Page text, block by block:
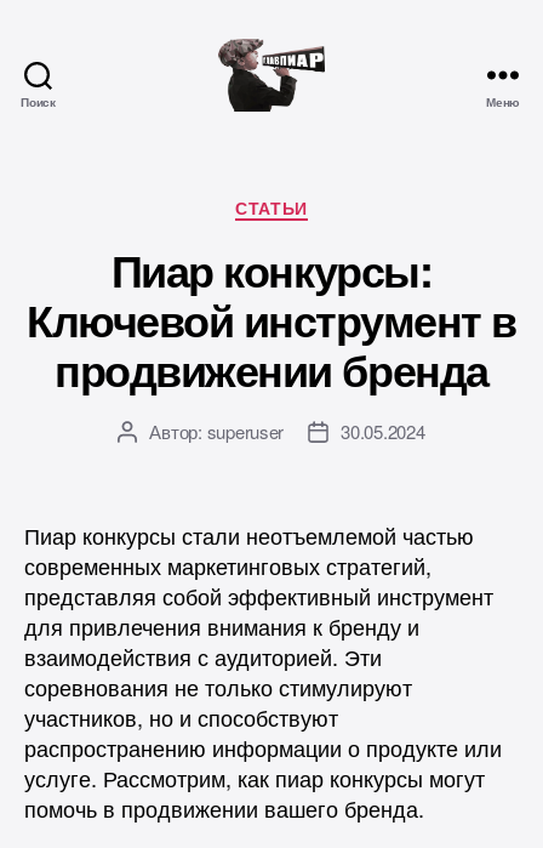
Поиск Меню
Рубрики
СТАТЬИ
Пиар конкурсы:
Ключевой инструмент в
продвижении бренда
АвторАвтор: superuser
Дата30.05.2024
Пиар конкурсы стали неотъемлемой частью
современных маркетинговых стратегий,
представляя собой эффективный инструмент
для привлечения внимания к бренду и
взаимодействия с аудиторией. Эти
соревнования не только стимулируют
участников, но и способствуют
распространению информации о продукте или
услуге. Рассмотрим, как пиар конкурсы могут
помочь в продвижении вашего бренда.